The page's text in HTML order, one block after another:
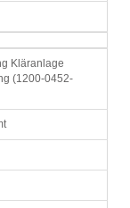
Kläranlage
(1200-0452-